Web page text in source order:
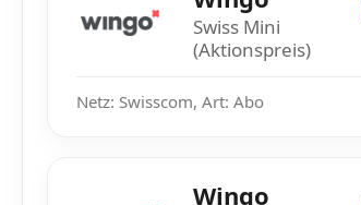
Swiss Mini
(Aktionspreis)
Netz: Swisscom, Art: Abo
Wingo